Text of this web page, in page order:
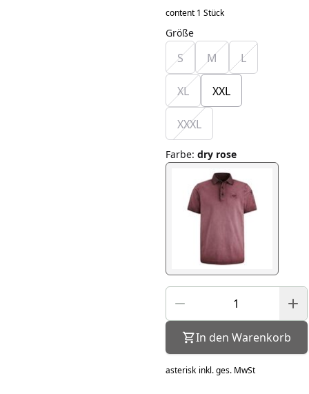
content 1 Stück
Größe
S M L
XL XXL
XXXL
Farbe: dry rose
In den Warenkorb
asterisk inkl. ges. MwSt